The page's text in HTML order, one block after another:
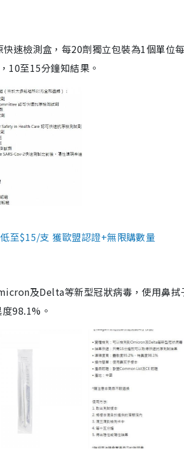
速檢測盒，每20劑獨立包裝為1個單位
10至15分鐘知結果。
至$15/支 獲歐盟認證+無限購數量
及Delta等新型冠狀病毒，使用鼻拭
98.1%。